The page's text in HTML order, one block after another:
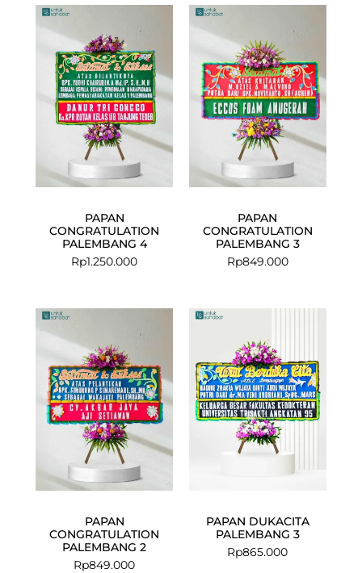
PAPAN
CONGRATULATION
PALEMBANG 4
Rp1.250.000
PAPAN
CONGRATULATION
PALEMBANG 3
Rp849.000
PAPAN
CONGRATULATION
PALEMBANG 2
Rp849.000
PAPAN DUKACITA
PALEMBANG 3
Rp865.000